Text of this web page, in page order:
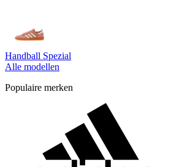
Handball Spezial
Alle modellen
Populaire merken